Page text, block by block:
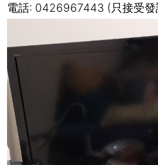
電話: 0426967443 (只接受發